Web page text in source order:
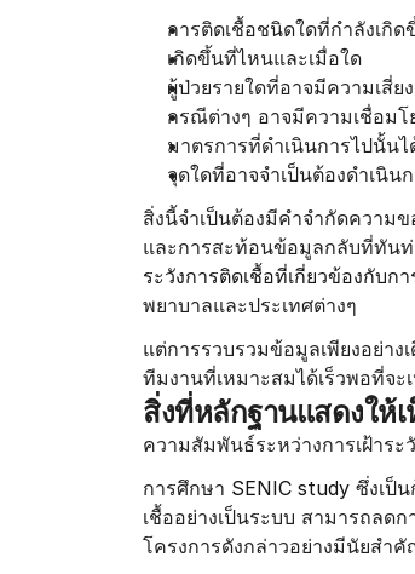
การติดเชื้อชนิดใดที่กำลังเกิด
เกิดขึ้นที่ไหนและเมื่อใด
ผู้ป่วยรายใดที่อาจมีความเสี่ย
กรณีต่างๆ อาจมีความเชื่อมโ
มาตรการที่ดำเนินการไปนั้น
จุดใดที่อาจจำเป็นต้องดำเนิน
สิ่งนี้จำเป็นต้องมีคำจำกัดความ
และการสะท้อนข้อมูลกลับที่ทันท่
ระวังการติดเชื้อที่เกี่ยวข้องกับก
พยาบาลและประเทศต่างๆ
แต่การรวบรวมข้อมูลเพียงอย่าง
ทีมงานที่เหมาะสมได้เร็วพอที่จะ
สิ่งที่หลักฐานแสดงให้
ความสัมพันธ์ระหว่างการเฝ้าร
การศึกษา SENIC study ซึ่งเป็
เชื้ออย่างเป็นระบบ สามารถลด
โครงการดังกล่าวอย่างมีนัยสำคั